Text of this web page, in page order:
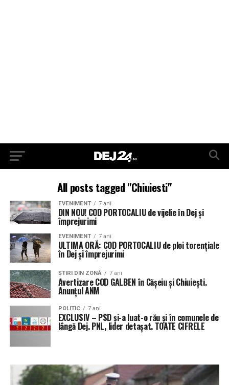
All posts tagged "Chiuiesti"
EVENIMENT 7 ani
DIN NOU! COD PORTOCALIU de vijelie în Dej și
împrejurimi
EVENIMENT 7 ani
ULTIMA ORĂ: COD PORTOCALIU de ploi torențiale
în Dej și împrejurimi
ŞTIRI DIN ZONĂ 7 ani
Avertizare COD GALBEN în Cășeiu și Chiuiești.
Anunțul ANM
POLITIC 7 ani
EXCLUSIV – PSD și-a luat-o rău și în comunele de
lângă Dej. PNL, lider detașat. TOATE CIFRELE